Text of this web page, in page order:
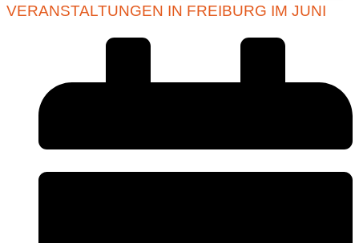
VERANSTALTUNGEN IN FREIBURG IM JUNI